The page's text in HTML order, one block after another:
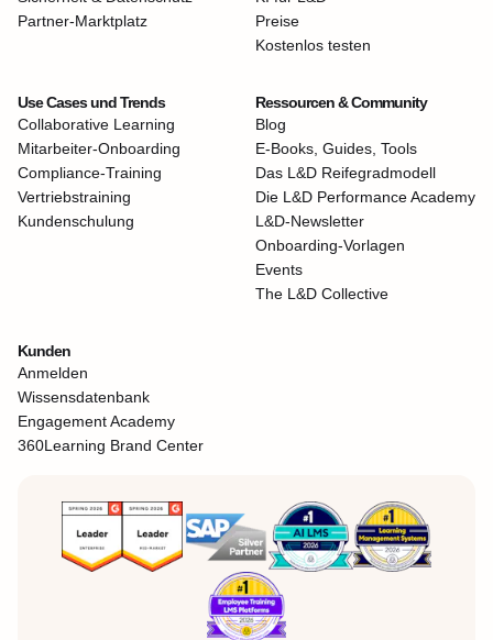
Partner-Marktplatz
Preise
Kostenlos testen
Use Cases und Trends
Collaborative Learning
Mitarbeiter-Onboarding
Compliance-Training
Vertriebstraining
Kundenschulung
Ressourcen & Community
Blog
E-Books, Guides, Tools
Das L&D Reifegradmodell
Die L&D Performance Academy
L&D-Newsletter
Onboarding-Vorlagen
Events
The L&D Collective
Kunden
Anmelden
Wissensdatenbank
Engagement Academy
360Learning Brand Center